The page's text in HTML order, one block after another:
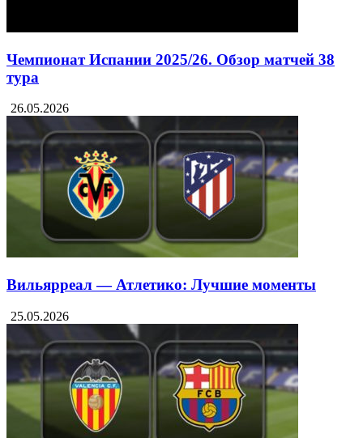
Чемпионат Испании 2025/26. Обзор матчей 38
тура
26.05.2026
Вильярреал — Атлетико: Лучшие моменты
25.05.2026